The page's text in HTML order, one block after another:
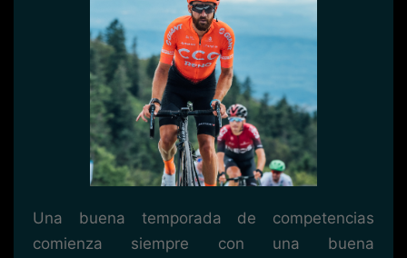
Una buena temporada de competencias
comienza siempre con una buena